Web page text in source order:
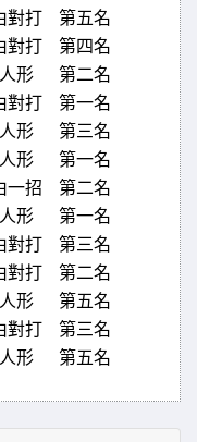
對打
第五名
對打
第四名
形
第二名
對打
第一名
形
第三名
形
第一名
一招
第二名
形
第一名
對打
第三名
對打
第二名
形
第五名
對打
第三名
形 第五名